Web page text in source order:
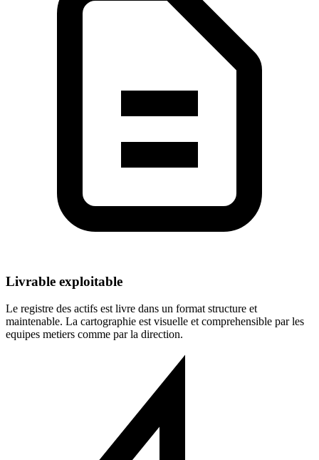
Livrable exploitable
Le registre des actifs est livre dans un format structure et
maintenable. La cartographie est visuelle et comprehensible par les
equipes metiers comme par la direction.